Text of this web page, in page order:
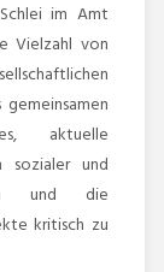
im Amt
Vielzahl von
aktuelle
sozialer und
und die
kritisch zu